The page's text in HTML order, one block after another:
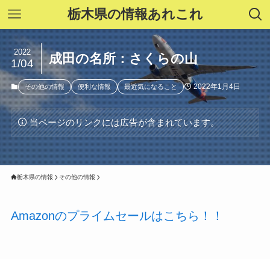
栃木県の情報あれこれ
成田の名所：さくらの山
2022
1/04
その他の情報 便利な情報 最近気になること 2022年1月4日
当ページのリンクには広告が含まれています。
栃木県の情報 その他の情報
Amazonのプライムセールはこちら！！